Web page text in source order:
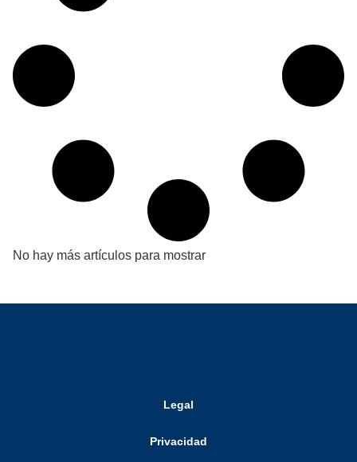
No hay más artículos para mostrar
Legal
Privacidad